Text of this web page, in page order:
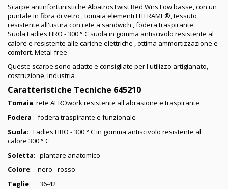
Scarpe antinfortunistiche AlbatrosTwist Red Wns Low basse, con un
puntale in fibra di vetro , tomaia elementi FITFRAME®, tessuto
resistente all'usura con rete a sandwich , fodera traspirante.
Suola Ladies HRO - 300 ° C suola in gomma antiscivolo resistente al
calore e resistente alle cariche elettriche , ottima ammortizzazione e
comfort. Metal-free
Queste scarpe sono adatte e consigliate per l'utilizzo artigianato,
costruzione, industria
Caratteristiche Tecniche 645210
Tomaia: rete AEROwork resistente all'abrasione e traspirante
Fodera : fodera traspirante e funzionale
Suola: Ladies HRO - 300 ° C in gomma antiscivolo resistente al
calore 300 ° C
Soletta: plantare anatomico
Colore: nero - rosso
Taglie: 36-42